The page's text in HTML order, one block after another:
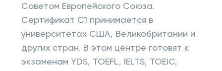
Советом Европейского Союза.
Сертификат C1 принимается в
университетах США, Великобритании и
других стран. В этом центре готовят к
экзаменам YDS, TOEFL, IELTS, TOEIC,